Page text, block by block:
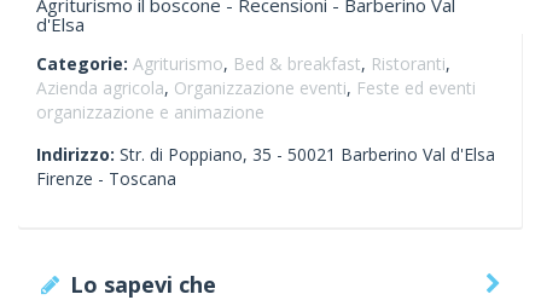
Agriturismo il boscone - Recensioni - Barberino Val
d'Elsa
Categorie: Agriturismo, Bed & breakfast, Ristoranti,
Azienda agricola, Organizzazione eventi, Feste ed eventi
organizzazione e animazione
Indirizzo: Str. di Poppiano, 35 - 50021 Barberino Val d'Elsa
Firenze - Toscana
Lo sapevi che